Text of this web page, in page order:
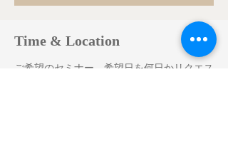
Time & Location
ご希望のセミナー、希望日を何日かリクエス